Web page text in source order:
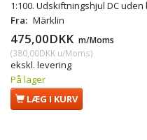
1:100. Udskiftningshjul DC uden
Fra: Märklin
475,00DKK m/Moms
(380,00DKK u/Moms)
ekskl. levering
På lager
LÆG I KURV